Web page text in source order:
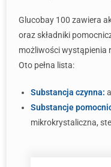
Glucobay 100 zawiera
oraz składniki
możliwości wystąpienia
Oto pełna lista:
Substancja czynna:
Substancje
mikrokrystaliczna,